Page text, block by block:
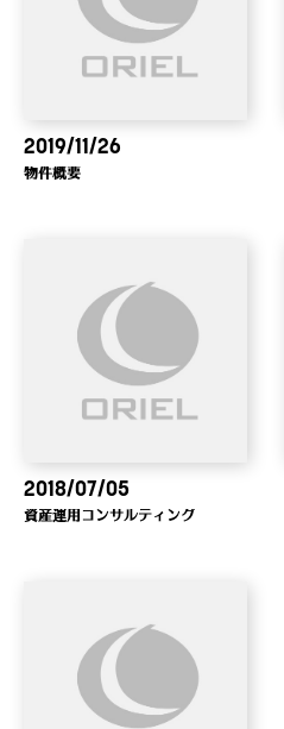
2019/11/26
物件概要
2018/07/05
資産運用コンサルティング